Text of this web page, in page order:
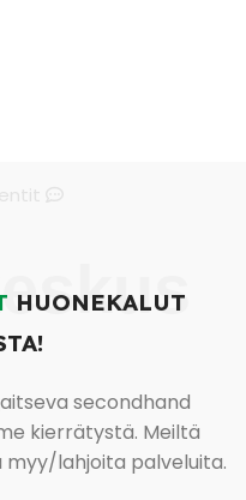
HUONEKALUT
secondhand
kierrätystä. Meiltä
lahjoita palveluita.